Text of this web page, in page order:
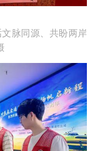
脉同源、共盼两岸